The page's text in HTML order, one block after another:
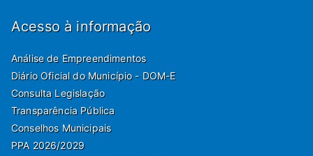
Acesso à informação
Análise de Empreendimentos
Diário Oficial do Município - DOM-E
Consulta Legislação
Transparência Pública
Conselhos Municipais
PPA 2026/2029